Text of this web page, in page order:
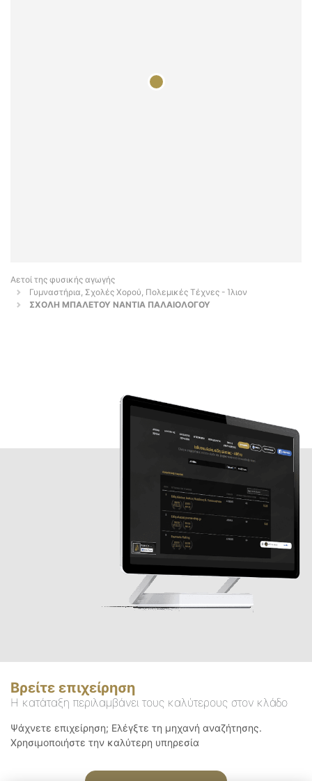
Αετοί της φυσικής αγωγής
Γυμναστήρια, Σχολές Χορού, Πολεμικές Τέχνες - Ίλιον
ΣΧΟΛΗ ΜΠΑΛΕΤΟΥ ΝΑΝΤΙΑ ΠΑΛΑΙΟΛΟΓΟΥ
Βρείτε επιχείρηση
Η κατάταξη περιλαμβάνει τους καλύτερους στον κλάδο
Ψάχνετε επιχείρηση; Ελέγξτε τη μηχανή αναζήτησης.
Χρησιμοποιήστε την καλύτερη υπηρεσία